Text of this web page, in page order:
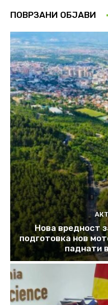
ПОВРЗАНИ ОБЈАВИ
Нова вредност
подготовка нов
паднати